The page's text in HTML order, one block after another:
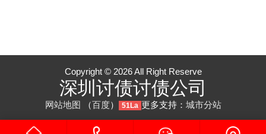
Copyright © 2026 All Right Reserve
深圳讨债讨债公司
网站地图 （百度） 51La 更多支持： 城市分站